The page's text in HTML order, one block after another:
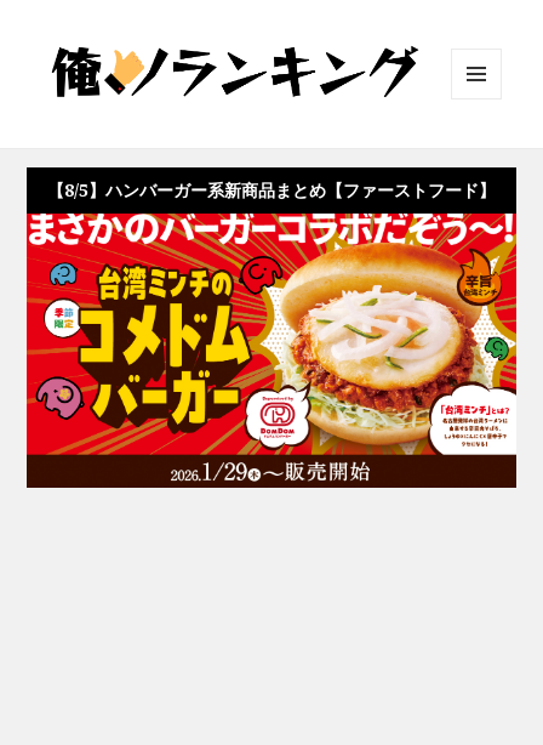
ット
【8/5】ハンバーガー系新商品まとめ【ファーストフード】